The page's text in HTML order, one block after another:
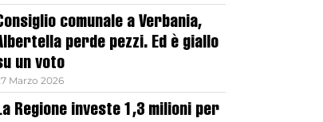
comunale a Verbania,
perde pezzi. Ed è giallo
un voto
Marzo 2026
Regione investe 1,3 milioni per